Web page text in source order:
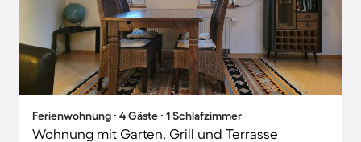
Ferienwohnung ∙ 4 Gäste ∙ 1 Schlafzimmer
Wohnung mit Garten, Grill und Terrasse